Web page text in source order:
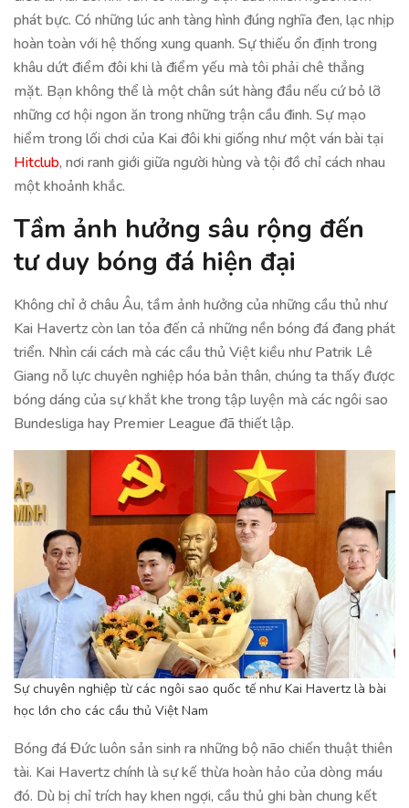
phát bực. Có những lúc anh tàng hình đúng nghĩa đen, lạc nhịp
hoàn toàn với hệ thống xung quanh. Sự thiếu ổn định trong
khâu dứt điểm đôi khi là điểm yếu mà tôi phải chê thẳng
mặt. Bạn không thể là một chân sút hàng đầu nếu cứ bỏ lỡ
những cơ hội ngon ăn trong những trận cầu đinh. Sự mạo
hiểm trong lối chơi của Kai đôi khi giống như một ván bài tại
Hitclub, nơi ranh giới giữa người hùng và tội đồ chỉ cách nhau
một khoảnh khắc.
Tầm ảnh hưởng sâu rộng đến
tư duy bóng đá hiện đại
Không chỉ ở châu Âu, tầm ảnh hưởng của những cầu thủ như
Kai Havertz còn lan tỏa đến cả những nền bóng đá đang phát
triển. Nhìn cái cách mà các cầu thủ Việt kiều như Patrik Lê
Giang nỗ lực chuyên nghiệp hóa bản thân, chúng ta thấy được
bóng dáng của sự khắt khe trong tập luyện mà các ngôi sao
Bundesliga hay Premier League đã thiết lập.
Sự chuyên nghiệp từ các ngôi sao quốc tế như Kai Havertz là bài
học lớn cho các cầu thủ Việt Nam
Bóng đá Đức luôn sản sinh ra những bộ não chiến thuật thiên
tài. Kai Havertz chính là sự kế thừa hoàn hảo của dòng máu
đó. Dù bị chỉ trích hay khen ngợi, cầu thủ ghi bàn chung kết